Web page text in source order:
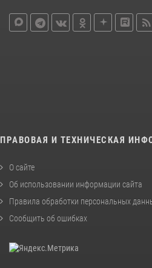
ПРАВОВАЯ И ТЕХНИЧЕСКАЯ
О сайте
Об использовании информации сайта
Правила обработки персональных
Сообщить об ошибках